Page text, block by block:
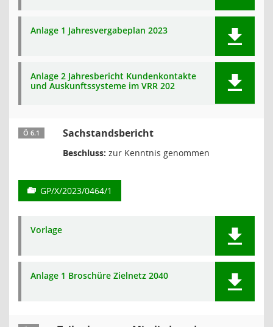
Anlage 1 Jahresvergabeplan 2023
Anlage 2 Jahresbericht Kundenkontakte
und Auskunftssysteme im VRR 202
Ö 6.1 Sachstandsbericht
Beschluss: zur Kenntnis genommen
GP/X/2023/0464/1
Vorlage
Anlage 1 Broschüre Zielnetz 2040